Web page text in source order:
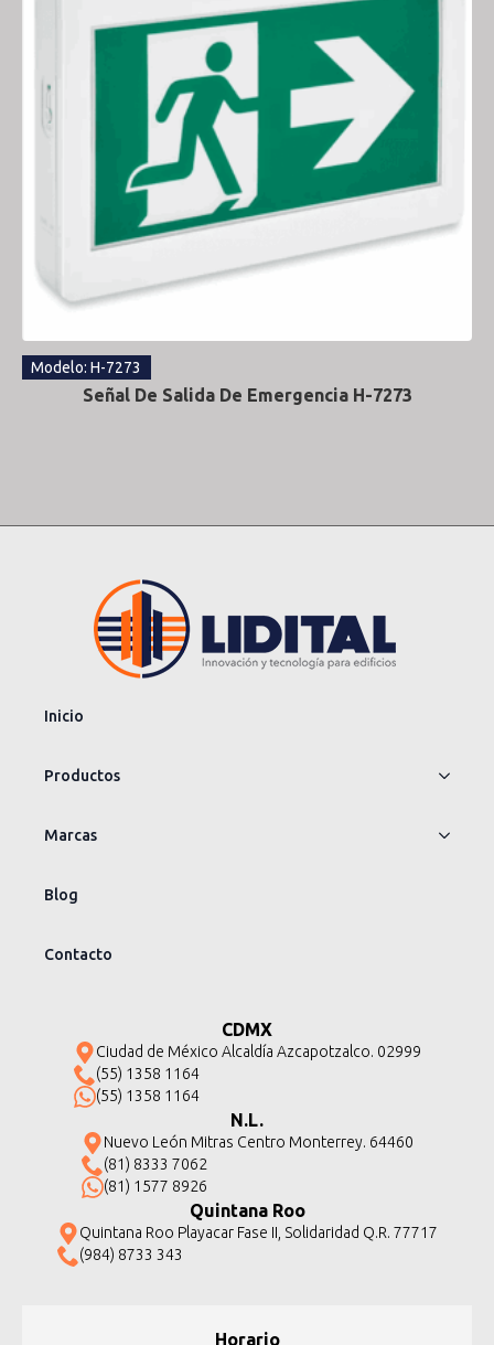
Modelo: H-7273
Señal De Salida De Emergencia H-7273
Inicio
Productos
Marcas
Blog
Contacto
CDMX
Ciudad de México Alcaldía Azcapotzalco. 02999
(55) 1358 1164
(55) 1358 1164
N.L.
Nuevo León Mitras Centro Monterrey. 64460
(81) 8333 7062
(81) 1577 8926
Quintana Roo
Quintana Roo Playacar Fase II, Solidaridad Q.R. 77717
(984) 8733 343
Horario